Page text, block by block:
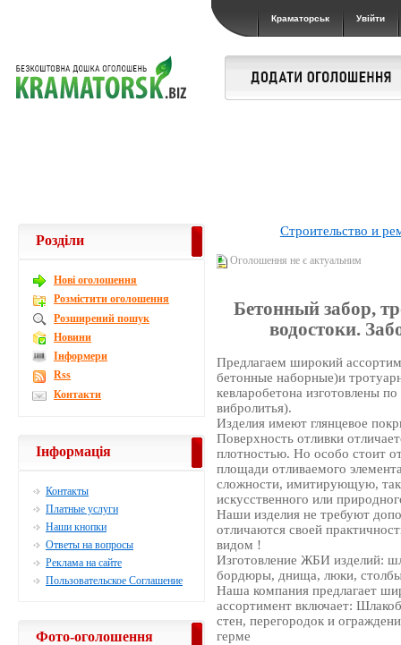
Краматорськ Увійти
Строительство и
Оголошення не є актуальним
Бетонный забор,
водостоки.
Предлагаем широкий
бетонные наборные)и
кевларобетона изготовлены
вибролитья).
Изделия имеют глянцевое
Поверхность отливки
плотностью. Но особо стоит
площади отливаемого
сложности, имитирующую,
искусственного или
Наши изделия не требуют
отличаются своей
видом !
Изготовление ЖБИ изделий:
бордюры, днища, люки,
Наша компания предлагает
ассортимент включает:
стен, перегородок и
герме
Розділи
Новi оголошення
Розмістити оголошення
Розширений пошук
Новини
Інформери
Rss
Контакти
Інформація
Контакты
Платные услуги
Наши кнопки
Ответы на вопросы
Реклама на сайте
Пользовательское Соглашение
Фото-оголошення